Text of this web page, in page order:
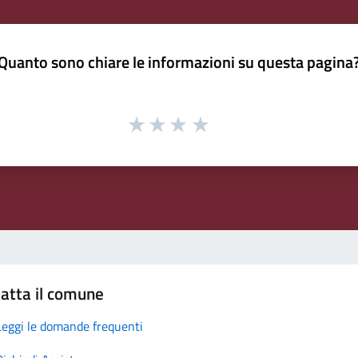
sono chiare le informazioni su questa
il comune
le domande frequenti